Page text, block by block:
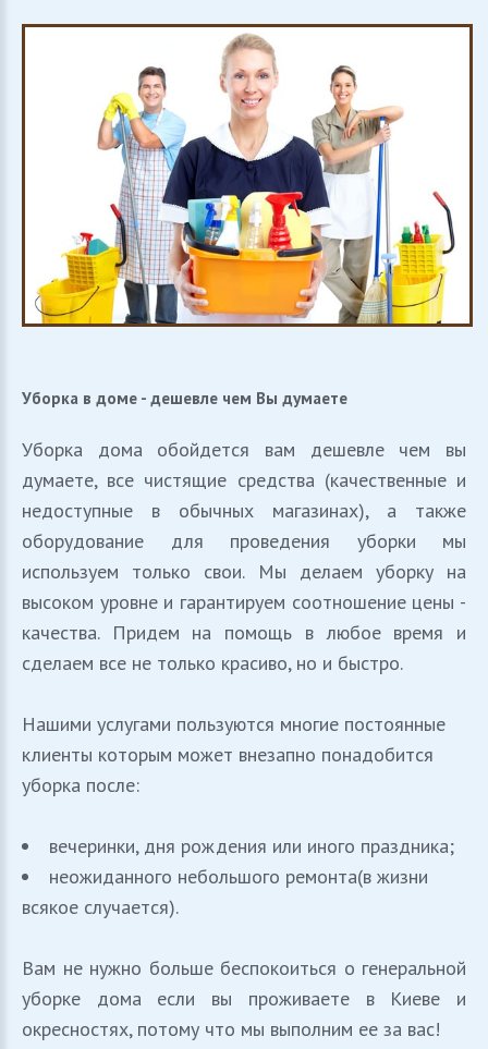
Уборка в доме - дешевле чем Вы думаете
Уборка дома обойдется вам дешевле чем вы
думаете, все чистящие средства (качественные и
недоступные в обычных магазинах), а также
оборудование для проведения уборки мы
используем только свои. Мы делаем уборку на
высоком уровне и гарантируем соотношение цены -
качества. Придем на помощь в любое время и
сделаем все не только красиво, но и быстро.
Нашими услугами пользуются многие постоянные
клиенты которым может внезапно понадобится
уборка после:
вечеринки, дня рождения или иного праздника;
неожиданного небольшого ремонта(в жизни
всякое случается).
Вам не нужно больше беспокоиться о генеральной
уборке дома если вы проживаете в Киеве и
окресностях, потому что мы выполним ее за вас!